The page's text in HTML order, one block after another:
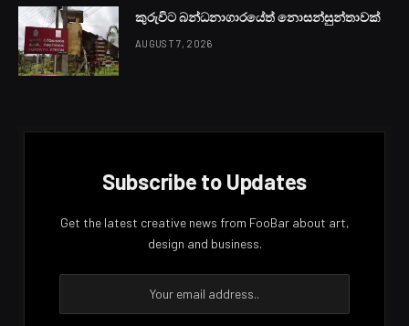
කුරුවිට බන්ධනාගාරයේත් නොසන්සුන්තාවක්
AUGUST 7, 2026
Subscribe to Updates
Get the latest creative news from FooBar about art,
design and business.